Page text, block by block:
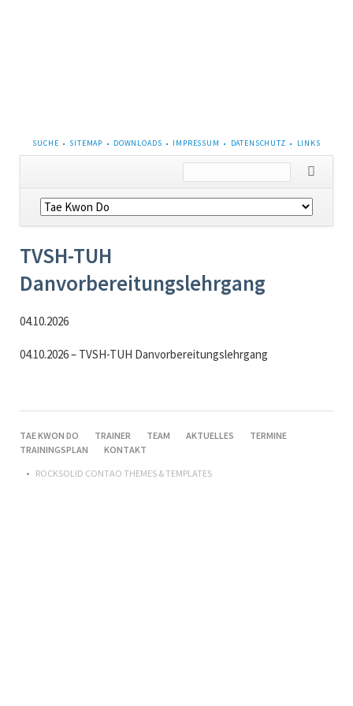
NAVIGATION
ÜBERSPRINGEN
SUCHE SITEMAP DOWNLOADS IMPRESSUM DATENSCHUTZ LINKS
Navigation
überspringen
TVSH-TUH
Danvorbereitungslehrgang
04.10.2026
04.10.2026 – TVSH-TUH Danvorbereitungslehrgang
NAVIGATION
ÜBERSPRINGEN
TAE KWON DO TRAINER TEAM AKTUELLES
TERMINE
TRAININGSPLAN
KONTAKT
ROCKSOLID CONTAO THEMES & TEMPLATES